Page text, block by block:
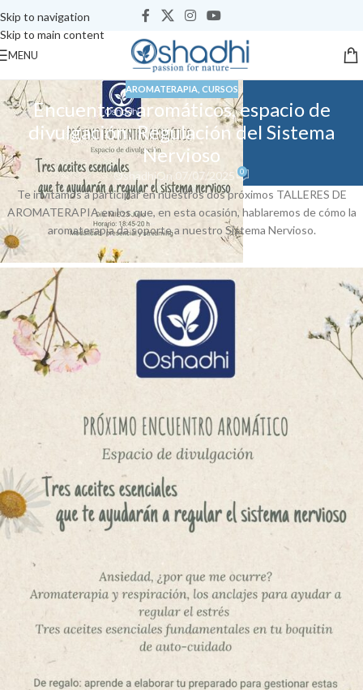
Skip to navigation
Skip to main content
MENU
AROMATERAPIA, CURSOS
Encuentros aromáticos, espacio de
divulgación: Regulación del Sistema
Nervioso
OshadhiOn 07/07/2025 0
Te invitamos a participar en nuestros dos próximos TALLERES DE
AROMATERAPIA en los que, en esta ocasión, hablaremos de cómo la
aromaterapia da soporte a nuestro Sistema Nervioso.